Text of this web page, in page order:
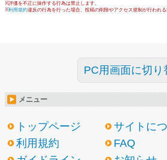
※評価を不正に操作する行為は禁止します。
※利用規約違反の行為を行った場合、投稿の削除やアクセス規制が行われる
PC用画面に切り
メニュー
トップページ
サイトに
利用規約
FAQ